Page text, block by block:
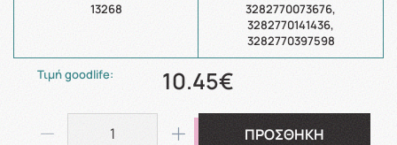
13268
3282770073676,
3282770141436,
3282770397598
Τιμή goodlife: 10.45€
ΠΡΟΣΘΗΚΗ